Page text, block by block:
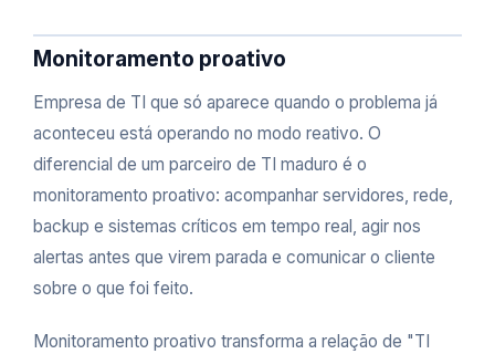
Monitoramento proativo
Empresa de TI que só aparece quando o problema já
aconteceu está operando no modo reativo. O
diferencial de um parceiro de TI maduro é o
monitoramento proativo: acompanhar servidores, rede,
backup e sistemas críticos em tempo real, agir nos
alertas antes que virem parada e comunicar o cliente
sobre o que foi feito.
Monitoramento proativo transforma a relação de "TI